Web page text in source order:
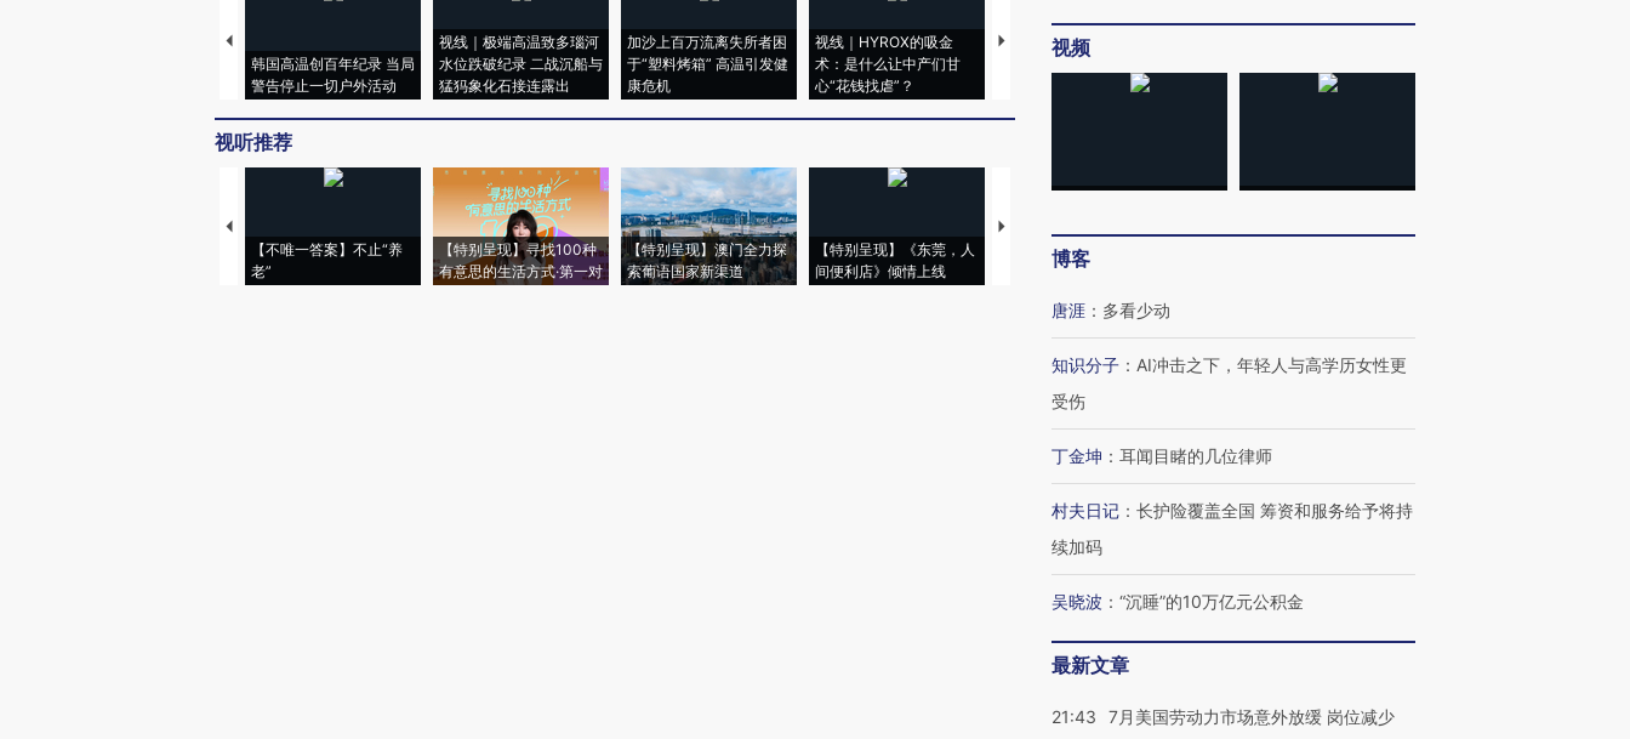
韩国高温创百年纪录 当局
警告停止一切户外活动
视线｜极端高温致多瑙河
水位跌破纪录 二战沉船与
猛犸象化石接连露出
加沙上百万流离失所者困
于“塑料烤箱” 高温引发健
康危机
视线｜HYROX的吸金
术：是什么让中产们甘
心“花钱找虐”？
马航飞行员跨国走私7万
粒摇头丸 尿检体内含3种
视听推荐
【不唯一答案】不止“养
老”
【特别呈现】寻找100种
有意思的生活方式·第一对
【特别呈现】澳门全力探
索葡语国家新渠道
【特别呈现】《东莞，人
间便利店》倾情上线
【推广】走进第四届链博
会，让数智科技“链”接产
视频
博客
唐涯 ： 多看少动
知识分子 ： AI冲击之下，年轻人与高学历女性更
受伤
丁金坤 ： 耳闻目睹的几位律师
村夫日记 ： 长护险覆盖全国 筹资和服务给予将持
续加码
吴晓波 ： “沉睡”的10万亿元公积金
最新文章
21:43
7月美国劳动力市场意外放缓 岗位减少